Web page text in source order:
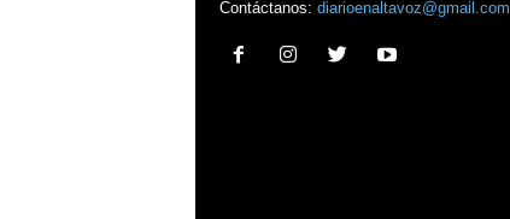
Contáctanos: diarioenaltavoz@gmail.com